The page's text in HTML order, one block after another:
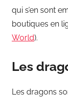
qui s’en sont
boutiques en
World).
Les
Les dragons